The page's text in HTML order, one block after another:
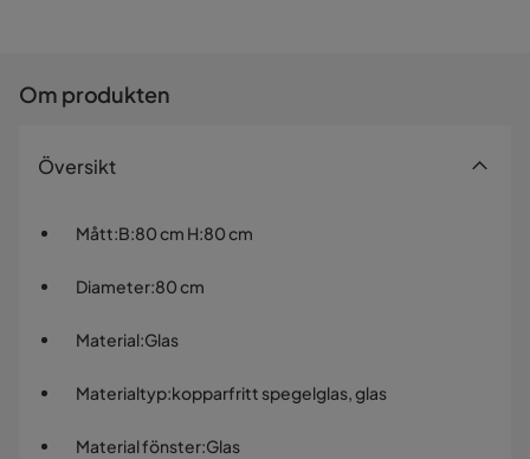
Om produkten
Översikt
Mått:B:80 cm H:80 cm
Diameter:80 cm
Material:Glas
Materialtyp:kopparfritt spegelglas, glas
Material fönster:Glas